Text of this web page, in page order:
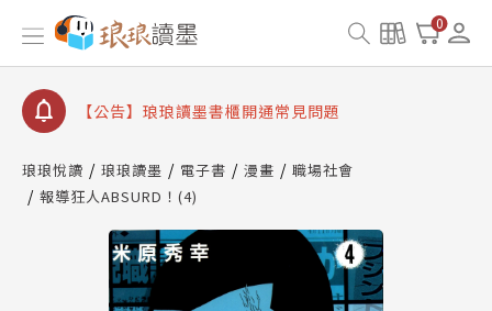
0
【公告】因 Readmoo 讀墨系統維護中，本站同步暫
停部分閱讀服務
【公告】琅琅讀墨數位閱讀資產合併與書櫃開通申請
【公告】琅琅讀墨書櫃開通常見問題
請圖文教學
【公告】琅琅書店服務升級重要說明及資產合併結果
查詢
【公告】因 Readmoo 讀墨系統維護中，本站同步暫
停部分閱讀服務
琅琅悅讀 琅琅讀墨 電子書 漫畫
職場社會
報導狂人ABSURD！(4)